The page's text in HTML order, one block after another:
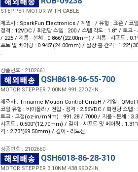
STEPPER MOTOR WITH CABLE
제조사 : SparkFun Electronics / 계열 : / 유형 : 표준 / 코일
정격 : 12VDC / 회전당 스텝 : 200 / 스텝 각도 : 1.8° / 토
/ 225 / 지름 - 본체 : 0.866"(22.00mm) / 지름 - 샤프트 :
프트 및 베어링 : 0.945"(24.00mm) / 실장 홀 간격 :
:
상품번호 : 2102661
QSH8618-96-55-700
MOTOR STEPPER 7.00NM 991.27OZ-IN
제조사 : Trinamic Motion Control GmbH / 계열 : QMot
코일 유형 : 바이폴라 / 전압 - 정격 : 2.56VDC / 회전당 스텝
토크 - 고정(oz-in/mNm) : 991.28 / 7000 / 지름 - 본체 :
샤프트 : 0.500"(12.70mm) / 길이 - 샤프트 및 베어링 :
격 : 2.73"(69.50mm) / 길이 - 리드선 :
상품번호 : 2102660
QSH6018-86-28-310
MOTOR STEPPER 3.10NM 438.99OZ-IN